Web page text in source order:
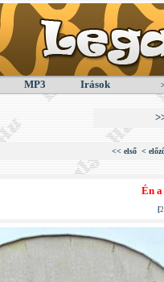
MP3 Irások
<< első <
Én
[